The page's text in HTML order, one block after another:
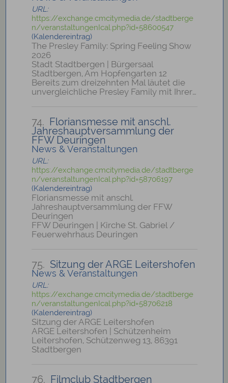
URL:
https://exchange.cmcitymedia.de/stadtberge
n/veranstaltungenIcal.php?id=58600547
(Kalendereintrag)
The Presley Family: Spring Feeling Show
2026
Stadt Stadtbergen | Bürgersaal
Stadtbergen, Am Hopfengarten 12
Bereits zum dreizehnten Mal läutet die
unvergleichliche Presley Family mit Ihrer…
74. Floriansmesse mit anschl.
Jahreshauptversammlung der
FFW Deuringen
News & Veranstaltungen
URL:
https://exchange.cmcitymedia.de/stadtberge
n/veranstaltungenIcal.php?id=58706197
(Kalendereintrag)
Floriansmesse mit anschl.
Jahreshauptversammlung der FFW
Deuringen
FFW Deuringen | Kirche St. Gabriel /
Feuerwehrhaus Deuringen
75. Sitzung der ARGE Leitershofen
News & Veranstaltungen
URL:
https://exchange.cmcitymedia.de/stadtberge
n/veranstaltungenIcal.php?id=58706218
(Kalendereintrag)
Sitzung der ARGE Leitershofen
ARGE Leitershofen | Schützenheim
Leitershofen, Schützenweg 13, 86391
Stadtbergen
76. Filmclub Stadtbergen